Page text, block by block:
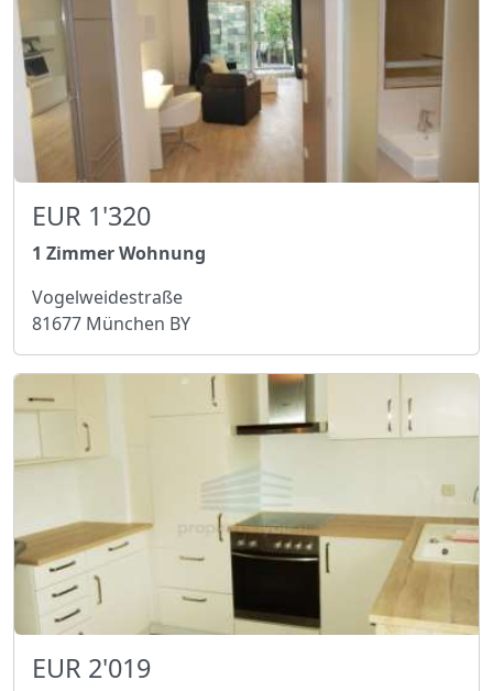
EUR 1'320
1 Zimmer Wohnung
Vogelweidestraße
81677 München BY
EUR 2'019